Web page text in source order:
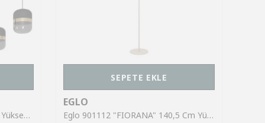
Eglo 39921 "SINSIGA" 150 Cm Yüksekliğinde Çelik Siyah Sarkıt Avize
SEPETE EKLE
EGLO
Eglo 901112 "FIORANA" 140,5 Cm Yüksekliğinde Çelik Köşe Lambası Lambader